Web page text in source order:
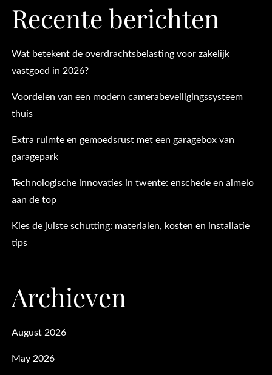
Recente berichten
Wat betekent de overdrachtsbelasting voor zakelijk
vastgoed in 2026?
Voordelen van een modern camerabeveiligingssysteem
thuis
Extra ruimte en gemoedsrust met een garagebox van
garagepark
Technologische innovaties in twente: enschede en almelo
aan de top
Kies de juiste schutting: materialen, kosten en installatie
tips
Archieven
August 2026
May 2026